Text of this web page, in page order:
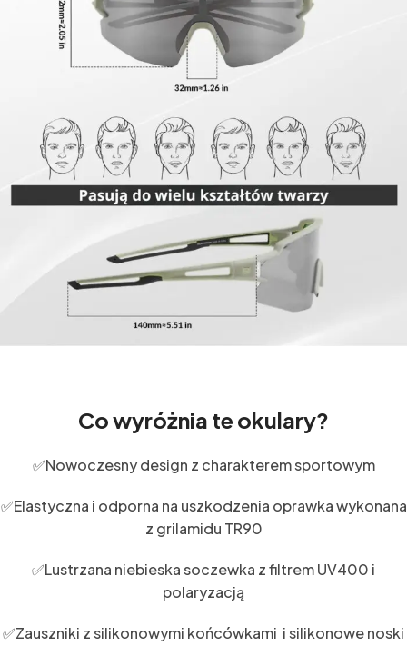
Co wyróżnia te okulary?
✅Nowoczesny design z charakterem sportowym
✅Elastyczna i odporna na uszkodzenia oprawka wykonana
z grilamidu TR90
✅Lustrzana niebieska soczewka z filtrem UV400 i
polaryzacją
✅Zauszniki z silikonowymi końcówkami i silikonowe noski